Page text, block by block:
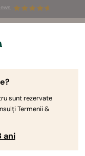
off
sunt rezervate
Termenii &
ani